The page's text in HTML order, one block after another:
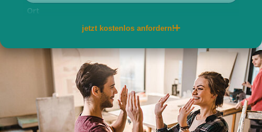
Ort
per Post per E-Mail
jetzt kostenlos anfordern!